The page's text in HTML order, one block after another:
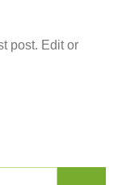
post. Edit or